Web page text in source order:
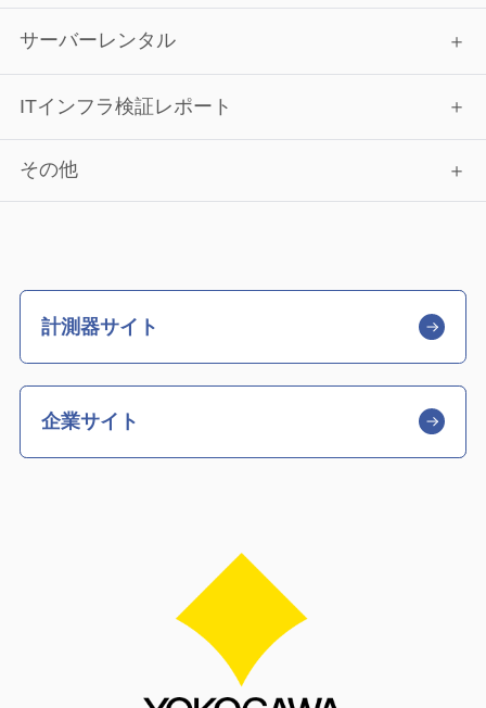
サーバーレンタル
ITインフラ検証レポート
その他
計測器サイト
企業サイト